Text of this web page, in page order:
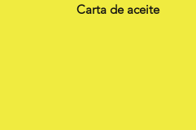
Carta de aceite